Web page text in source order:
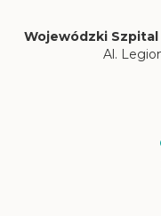
Wojewódzki
Al.